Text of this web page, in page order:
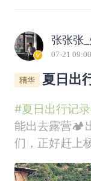
张张张_
07-21 09:00
夏日出
#夏日出行记
能出去露营🏕️
们，正好赶上
顶着大热天，
规划 于是约上了三个朋友，一起自驾漳州的浮